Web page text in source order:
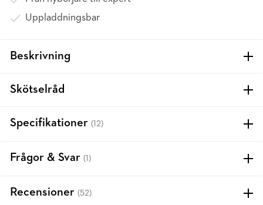
Uppladdningsbar
Beskrivning
Skötselråd
Specifikationer (12)
Frågor & Svar (1)
Recensioner (52)